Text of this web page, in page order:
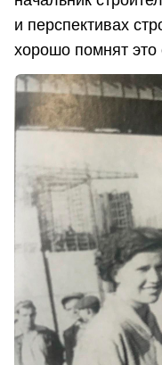
и перспективах
хорошо помнят это